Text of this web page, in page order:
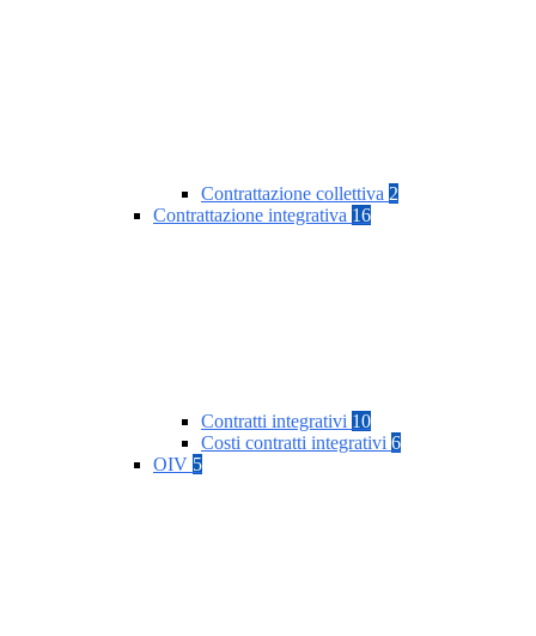
Contrattazione collettiva 2
Contrattazione integrativa 16
Contratti integrativi 10
Costi contratti integrativi 6
OIV 5